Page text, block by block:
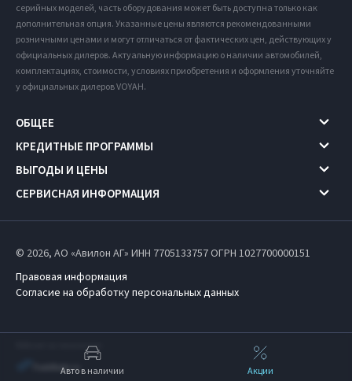
серийных моделей, часть оборудования может быть доступна только как
дополнительная опция. Указанные цены являются рекомендованными
розничными ценами и могут отличаться от фактических цен, действующих у
официальных дилеров. Актуальную информацию о наличии автомобилей,
комплектациях, стоимости, условиях приобретения и оформления уточняйте
у официальных дилеров VOYAH.
ОБЩЕЕ
КРЕДИТНЫЕ ПРОГРАММЫ
ВЫГОДЫ И ЦЕНЫ
СЕРВИСНАЯ ИНФОРМАЦИЯ
© 2026, АО «Авилон АГ» ИНН 7705133757ОГРН 1027700000151
Правовая информация
Согласие на обработку персональных данных
Работает на технологиях
Авто в наличии Акции